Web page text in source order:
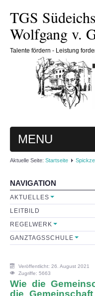
TGS
Wolfgang v.
Talente fördern - Leistung
MENU
HOME
SCHULE
Schulleitung
Sekretariat
Lehrerkollegium
Mitarbeiter
Aktuelle Seite: Startseite
NAVIGATION
AKTUELLES
LEITBILD
REGELWERK
GANZTAGSSCHULE
Veröffentlicht: 26. August 2021
Zugriffe: 5663
Wie die
die